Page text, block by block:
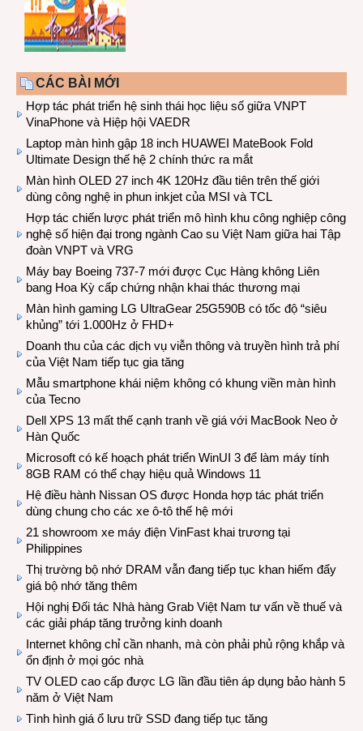
CÁC BÀI MỚI
Hợp tác phát triển hệ sinh thái học liệu số giữa VNPT
VinaPhone và Hiệp hội VAEDR
Laptop màn hình gập 18 inch HUAWEI MateBook Fold
Ultimate Design thế hệ 2 chính thức ra mắt
Màn hình OLED 27 inch 4K 120Hz đầu tiên trên thế giới
dùng công nghệ in phun inkjet của MSI và TCL
Hợp tác chiến lược phát triển mô hình khu công nghiệp công
nghệ số hiện đại trong ngành Cao su Việt Nam giữa hai Tập
đoàn VNPT và VRG
Máy bay Boeing 737-7 mới được Cục Hàng không Liên
bang Hoa Kỳ cấp chứng nhận khai thác thương mại
Màn hình gaming LG UltraGear 25G590B có tốc độ “siêu
khủng” tới 1.000Hz ở FHD+
Doanh thu của các dịch vụ viễn thông và truyền hình trả phí
của Việt Nam tiếp tục gia tăng
Mẫu smartphone khái niệm không có khung viền màn hình
của Tecno
Dell XPS 13 mất thế cạnh tranh về giá với MacBook Neo ở
Hàn Quốc
Microsoft có kế hoạch phát triển WinUI 3 để làm máy tính
8GB RAM có thể chạy hiệu quả Windows 11
Hệ điều hành Nissan OS được Honda hợp tác phát triển
dùng chung cho các xe ô-tô thế hệ mới
21 showroom xe máy điện VinFast khai trương tại
Philippines
Thị trường bộ nhớ DRAM vẫn đang tiếp tục khan hiếm đẩy
giá bộ nhớ tăng thêm
Hội nghị Đối tác Nhà hàng Grab Việt Nam tư vấn về thuế và
các giải pháp tăng trưởng kinh doanh
Internet không chỉ cần nhanh, mà còn phải phủ rộng khắp và
ổn định ở mọi góc nhà
TV OLED cao cấp được LG lần đầu tiên áp dụng bảo hành 5
năm ở Việt Nam
Tình hình giá ổ lưu trữ SSD đang tiếp tục tăng